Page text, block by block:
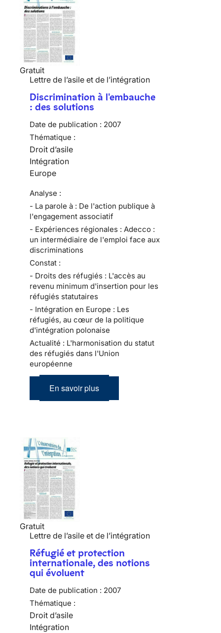
Gratuit
Lettre de l’asile et de l’intégration
Discrimination à l'embauche
: des solutions
Date de publication : 2007
Thématique :
Droit d’asile
Intégration
Europe
Analyse :
- La parole à : De l'action publique à
l'engagement associatif
- Expériences régionales : Adecco :
un intermédiaire de l'emploi face aux
discriminations
Constat :
- Droits des réfugiés : L'accès au
revenu minimum d'insertion pour les
réfugiés statutaires
- Intégration en Europe : Les
réfugiés, au cœur de la politique
d'intégration polonaise
Actualité : L'harmonisation du statut
des réfugiés dans l'Union
européenne
En savoir plus
Gratuit
Lettre de l’asile et de l’intégration
Réfugié et protection
internationale, des notions
qui évoluent
Date de publication : 2007
Thématique :
Droit d’asile
Intégration